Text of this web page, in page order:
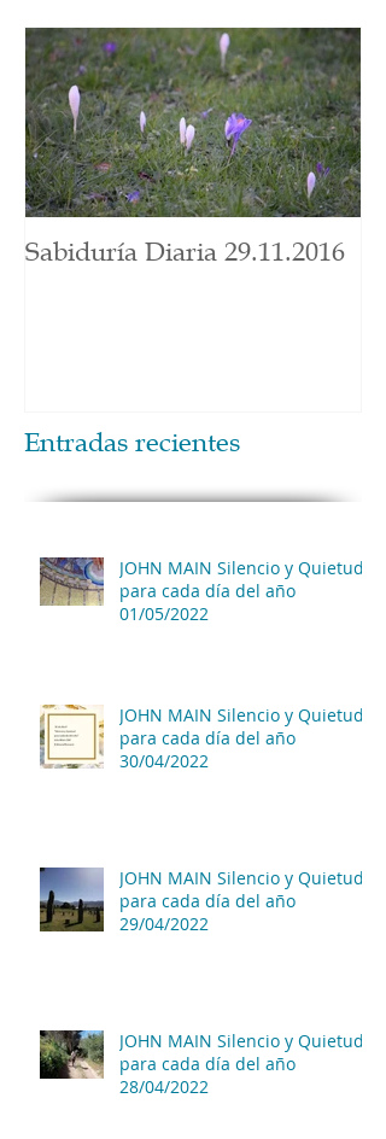
Sabiduría Diaria 29.11.2016
Entradas recientes
JOHN MAIN Silencio y Quietud
para cada día del año
01/05/2022
JOHN MAIN Silencio y Quietud
para cada día del año
30/04/2022
JOHN MAIN Silencio y Quietud
para cada día del año
29/04/2022
JOHN MAIN Silencio y Quietud
para cada día del año
28/04/2022